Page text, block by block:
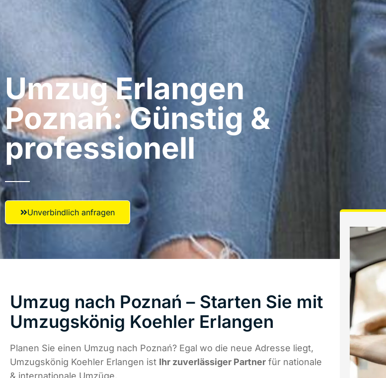
Umzug Erlangen​
Poznań: Günstig &
professionell​
Unverbindlich anfragen
Umzug nach Poznań – Starten Sie mit
Umzugskönig Koehler Erlangen
Planen Sie einen Umzug nach Poznań? Egal wo die neue Adresse liegt,
Umzugskönig Koehler Erlangen ist Ihr zuverlässiger Partner für nationale
& internationale Umzüge.